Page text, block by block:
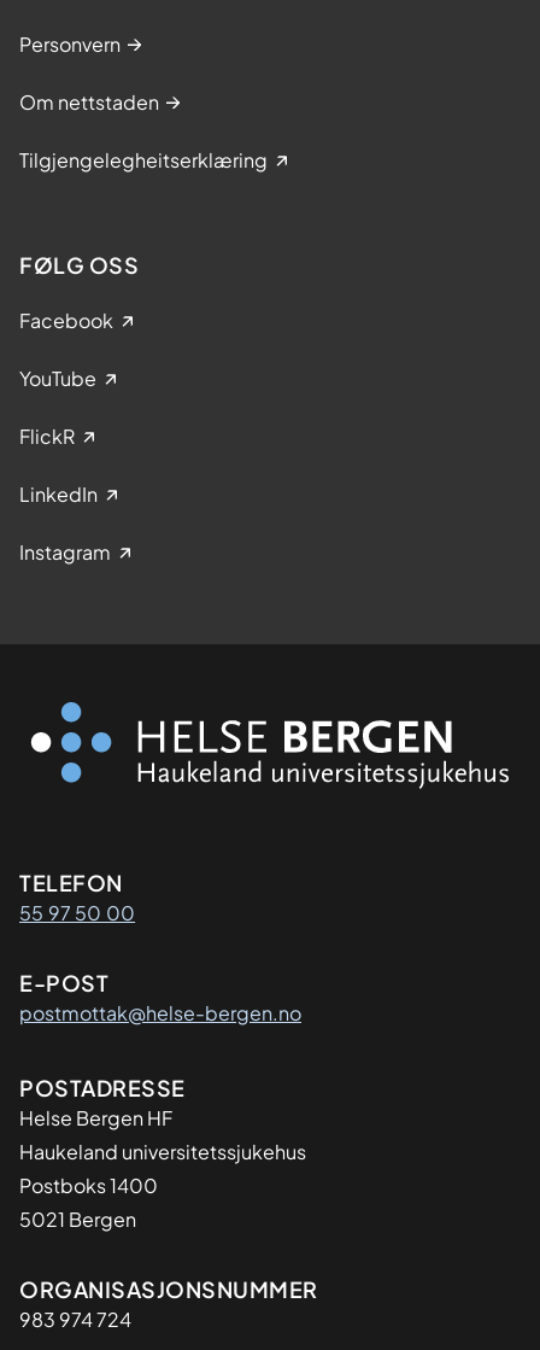
Personvern
Om nettstaden
Tilgjengelegheitserklæring
FØLG OSS
Facebook
YouTube
FlickR
LinkedIn
Instagram
Kontaktinformasjon
TELEFON
55 97 50 00
E-POST
postmottak@helse-bergen.no
Adresse
POSTADRESSE
Helse Bergen HF
Haukeland universitetssjukehus
Postboks 1400
5021 Bergen
Organisasjon
ORGANISASJONSNUMMER
983 974 724